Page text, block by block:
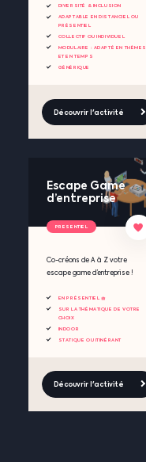
DIVERSITÉ & INCLUSION
ADAPTABLE EN DISTANCIEL OU
PRÉSENTIEL
COLLECTIF OU INDIVIDUEL
MODULAIRE : ADAPTÉ EN THÈMES
ET EN TEMPS
GÉNÉRIQUE
Découvrir l'activité
Escape Game
d’entreprise
Co-créons de A à Z votre
escape game d’entreprise !
EN PRÉSENTIEL 🧺
SUR LA THÉMATIQUE DE VOTRE
CHOIX
INDOOR
STATIQUE OU ITINÉRANT
Découvrir l'activité
PRESENTIEL